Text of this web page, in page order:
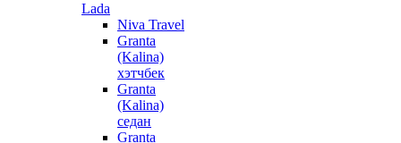
Lada
Niva Travel
Granta
(Kalina)
хэтчбек
Granta
(Kalina)
седан
Granta